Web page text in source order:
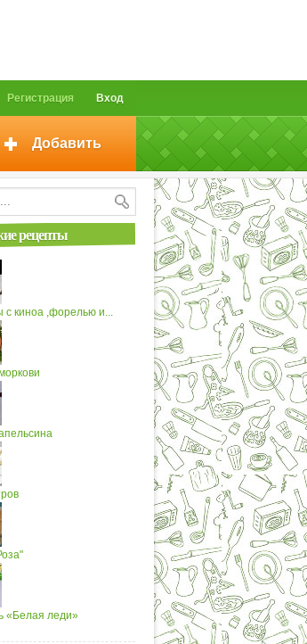
Вход
Регистрация
Добавить
рецепты
с киноа ,форелью и...
«Белая леди»